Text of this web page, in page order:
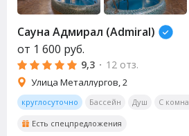
Сауна Адмирал (Admiral)
от 1 600 руб.
9,3 · 12 отз.
Улица Металлургов, 2
круглосуточно Бассейн Душ С
Есть спецпредложения